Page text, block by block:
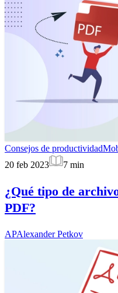
Consejos de productividad
20 feb 2023
7 min
¿Qué tipo de
PDF?
APAlexander Petkov